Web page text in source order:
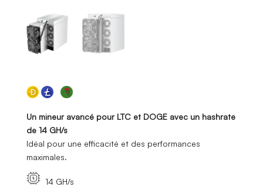
Un mineur avancé pour LTC et DOGE avec un hashrate
de 14 GH/s
Idéal pour une efficacité et des performances
maximales.
14 GH/s